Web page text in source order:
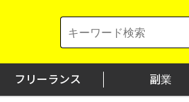
for:
フリーランス 副業